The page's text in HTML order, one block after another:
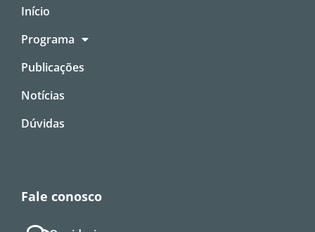
Início
Programa
Publicações
Notícias
Dúvidas
Fale conosco